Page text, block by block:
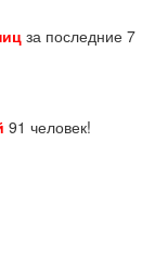
за последние 7
91 человек!